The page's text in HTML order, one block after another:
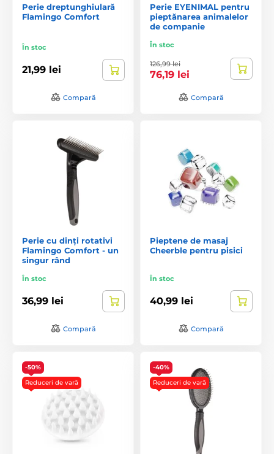
Perie dreptunghiulară
Flamingo Comfort
În stoc
21,99 lei
Compară
Perie EYENIMAL pentru
pieptănarea animalelor
de companie
În stoc
126,99 lei
76,19 lei
Compară
Perie cu dinți rotativi
Flamingo Comfort - un
singur rând
În stoc
36,99 lei
Compară
Pieptene de masaj
Cheerble pentru pisici
În stoc
40,99 lei
Compară
-50%
Reduceri de vară
-40%
Reduceri de vară